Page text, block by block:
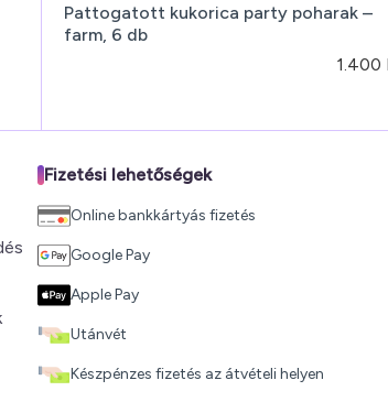
Pattogatott kukorica party poharak –
farm, 6 db
1.400
Fizetési lehetőségek
Online bankkártyás fizetés
Google Pay
Apple Pay
Utánvét
Készpénzes fizetés az átvételi helyen